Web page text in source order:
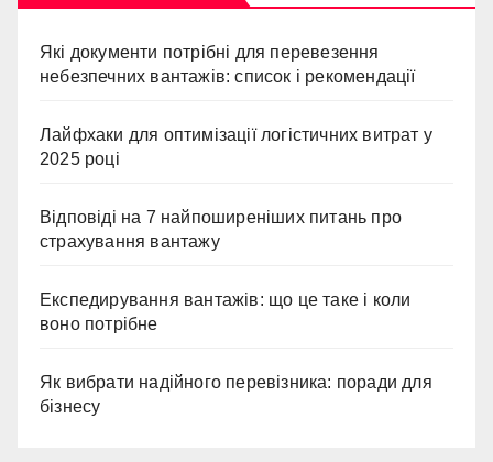
Які документи потрібні для перевезення
небезпечних вантажів: список і рекомендації
Лайфхаки для оптимізації логістичних витрат у
2025 році
Відповіді на 7 найпоширеніших питань про
страхування вантажу
Експедирування вантажів: що це таке і коли
воно потрібне
Як вибрати надійного перевізника: поради для
бізнесу